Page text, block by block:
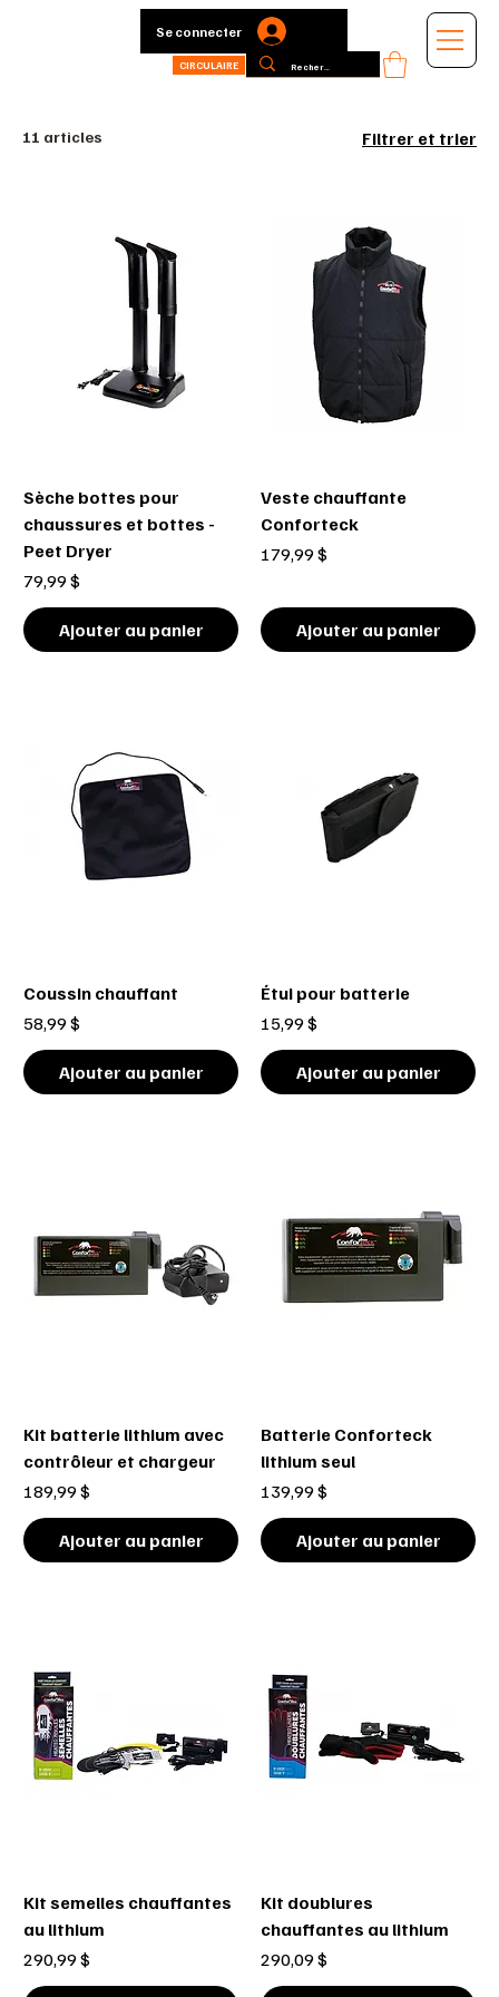
Se connecter
CIRCULAIRE
11 articles Filtrer et trier
Sèche bottes pour
chaussures et bottes -
Peet Dryer
Prix
79,99 $
Ajouter au panier
Veste chauffante
Conforteck
Prix
179,99 $
Ajouter au panier
Coussin chauffant
Prix
58,99 $
Ajouter au panier
Étui pour batterie
Prix
15,99 $
Ajouter au panier
Kit batterie lithium avec
contrôleur et chargeur
Prix
189,99 $
Ajouter au panier
Batterie Conforteck
lithium seul
Prix
139,99 $
Ajouter au panier
Kit semelles chauffantes
au lithium
Prix
290,99 $
Kit doublures
chauffantes au lithium
Prix
290,09 $